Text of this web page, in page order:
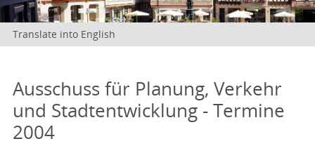
Translate into English
Ausschuss für Planung, Verkehr
und Stadtentwicklung - Termine
2004